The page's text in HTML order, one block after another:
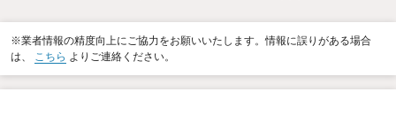
※業者情報の精度向上にご協力をお願いいたします。情報に誤りがある場合
は、 こちら よりご連絡ください。